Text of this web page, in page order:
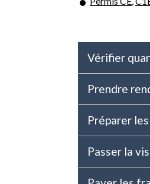
Vérifier
Prendre
Préparer
Passer la